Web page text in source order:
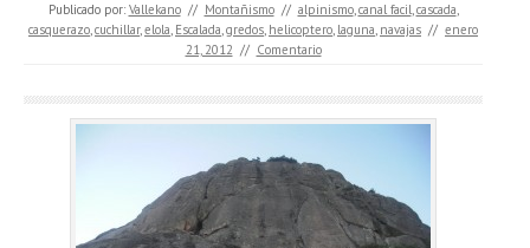
Publicado por: Vallekano // Montañismo // alpinismo,canal facil,cascada,
casquerazo,cuchillar,elola, Escalada,gredos, helicoptero, laguna, navajas // enero
21, 2012 // Comentario